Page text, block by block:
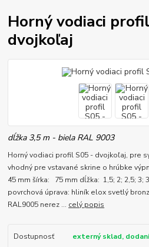
Horný vodiaci
dvojkoľaj
dĺžka 3,5 m - biela RAL 9003
Horný vodiaci profil S05 - dvojkoľaj, pre
vhodný pre vstavané skrine o hrúbke
45 mm šírka: 75 mm dĺžka: 1,5; 2; 2,5; 3;
povrchová úprava: hliník elox svetlý
RAL9005 nerez ... celý popis
Dostupnosť
externý sklad,